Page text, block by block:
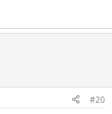
#20